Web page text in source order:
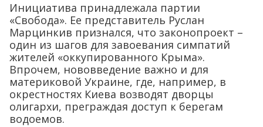
Инициатива принадлежала партии
«Свобода». Ее представитель Руслан
Марцинкив признался, что законопроект –
один из шагов для завоевания симпатий
жителей «оккупированного Крыма».
Впрочем, нововведение важно и для
материковой Украине, где, например, в
окрестностях Киева возводят дворцы
олигархи, преграждая доступ к берегам
водоемов.